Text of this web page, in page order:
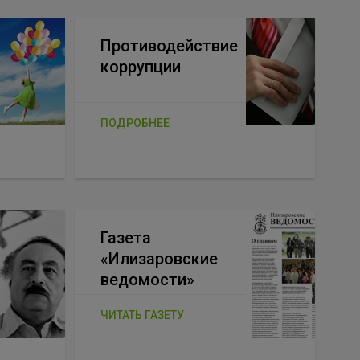
Противодействие
коррупции
ПОДРОБНЕЕ
Газета
«Илизаровские
ведомости»
ЧИТАТЬ ГАЗЕТУ